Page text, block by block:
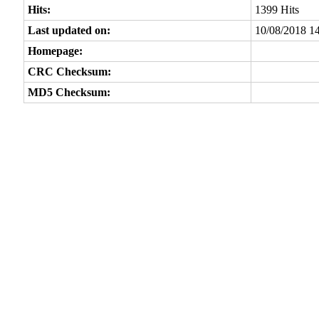
Hits:
1399 Hits
Last updated on:
10/08/2018
Homepage:
CRC Checksum:
MD5 Checksum: